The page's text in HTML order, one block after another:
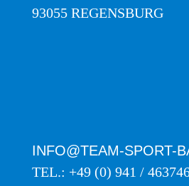
93055 REGENSBURG
INFO@TEAM-SPORT-
TEL.: +49 (0) 941 /